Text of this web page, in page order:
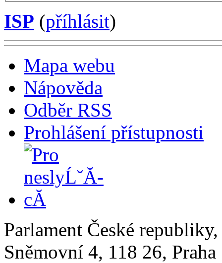
ISP (příhlásit)
Mapa webu
Nápověda
Odběr RSS
Prohlášení přístupnosti
Parlament České
Sněmovní 4, 118 26,